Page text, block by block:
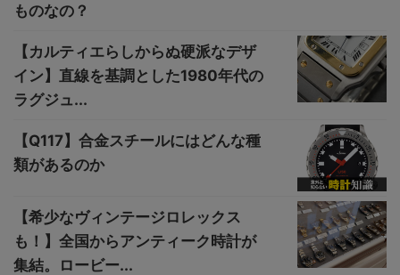
ものなの？
【カルティエらしからぬ硬派なデザ
イン】直線を基調とした1980年代の
ラグジュ...
【Q117】合金スチールにはどんな種
類があるのか
【希少なヴィンテージロレックス
も！】全国からアンティーク時計が
集結。ロービー...